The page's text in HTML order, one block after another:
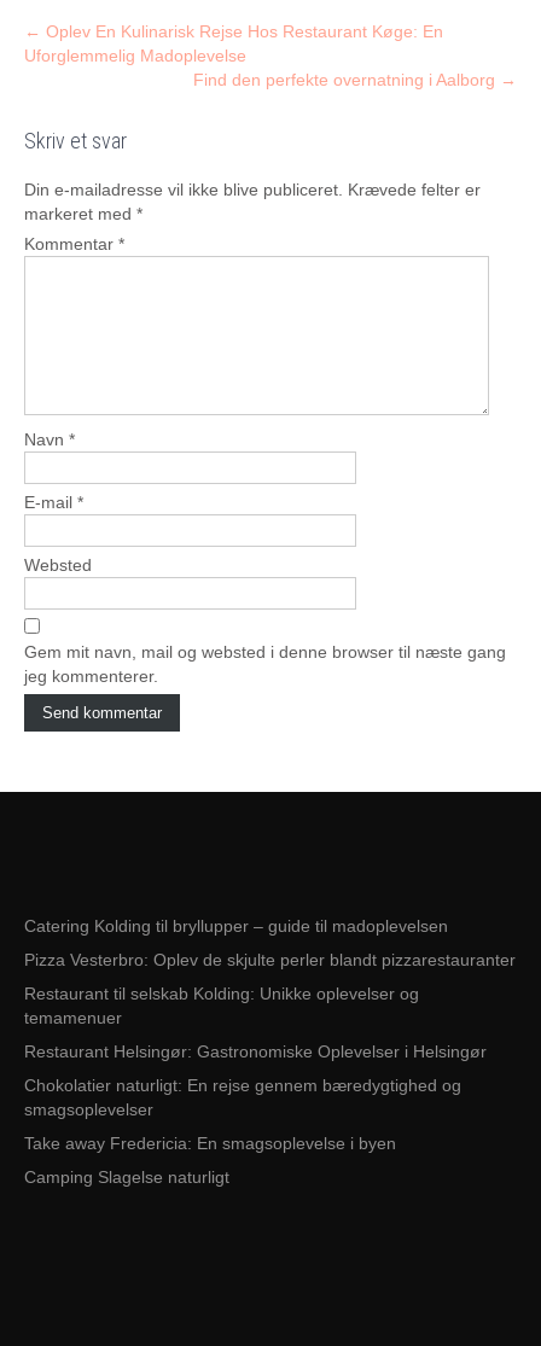
Post
navigation
← Oplev En Kulinarisk Rejse Hos Restaurant Køge: En
Uforglemmelig Madoplevelse
Find den perfekte overnatning i Aalborg →
Skriv et svar
Din e-mailadresse vil ikke blive publiceret. Krævede felter er
markeret med *
Kommentar *
Navn *
E-mail *
Websted
Gem mit navn, mail og websted i denne browser til næste gang
jeg kommenterer.
Catering Kolding til bryllupper – guide til madoplevelsen
Pizza Vesterbro: Oplev de skjulte perler blandt pizzarestauranter
Restaurant til selskab Kolding: Unikke oplevelser og
temamenuer
Restaurant Helsingør: Gastronomiske Oplevelser i Helsingør
Chokolatier naturligt: En rejse gennem bæredygtighed og
smagsoplevelser
Take away Fredericia: En smagsoplevelse i byen
Camping Slagelse naturligt